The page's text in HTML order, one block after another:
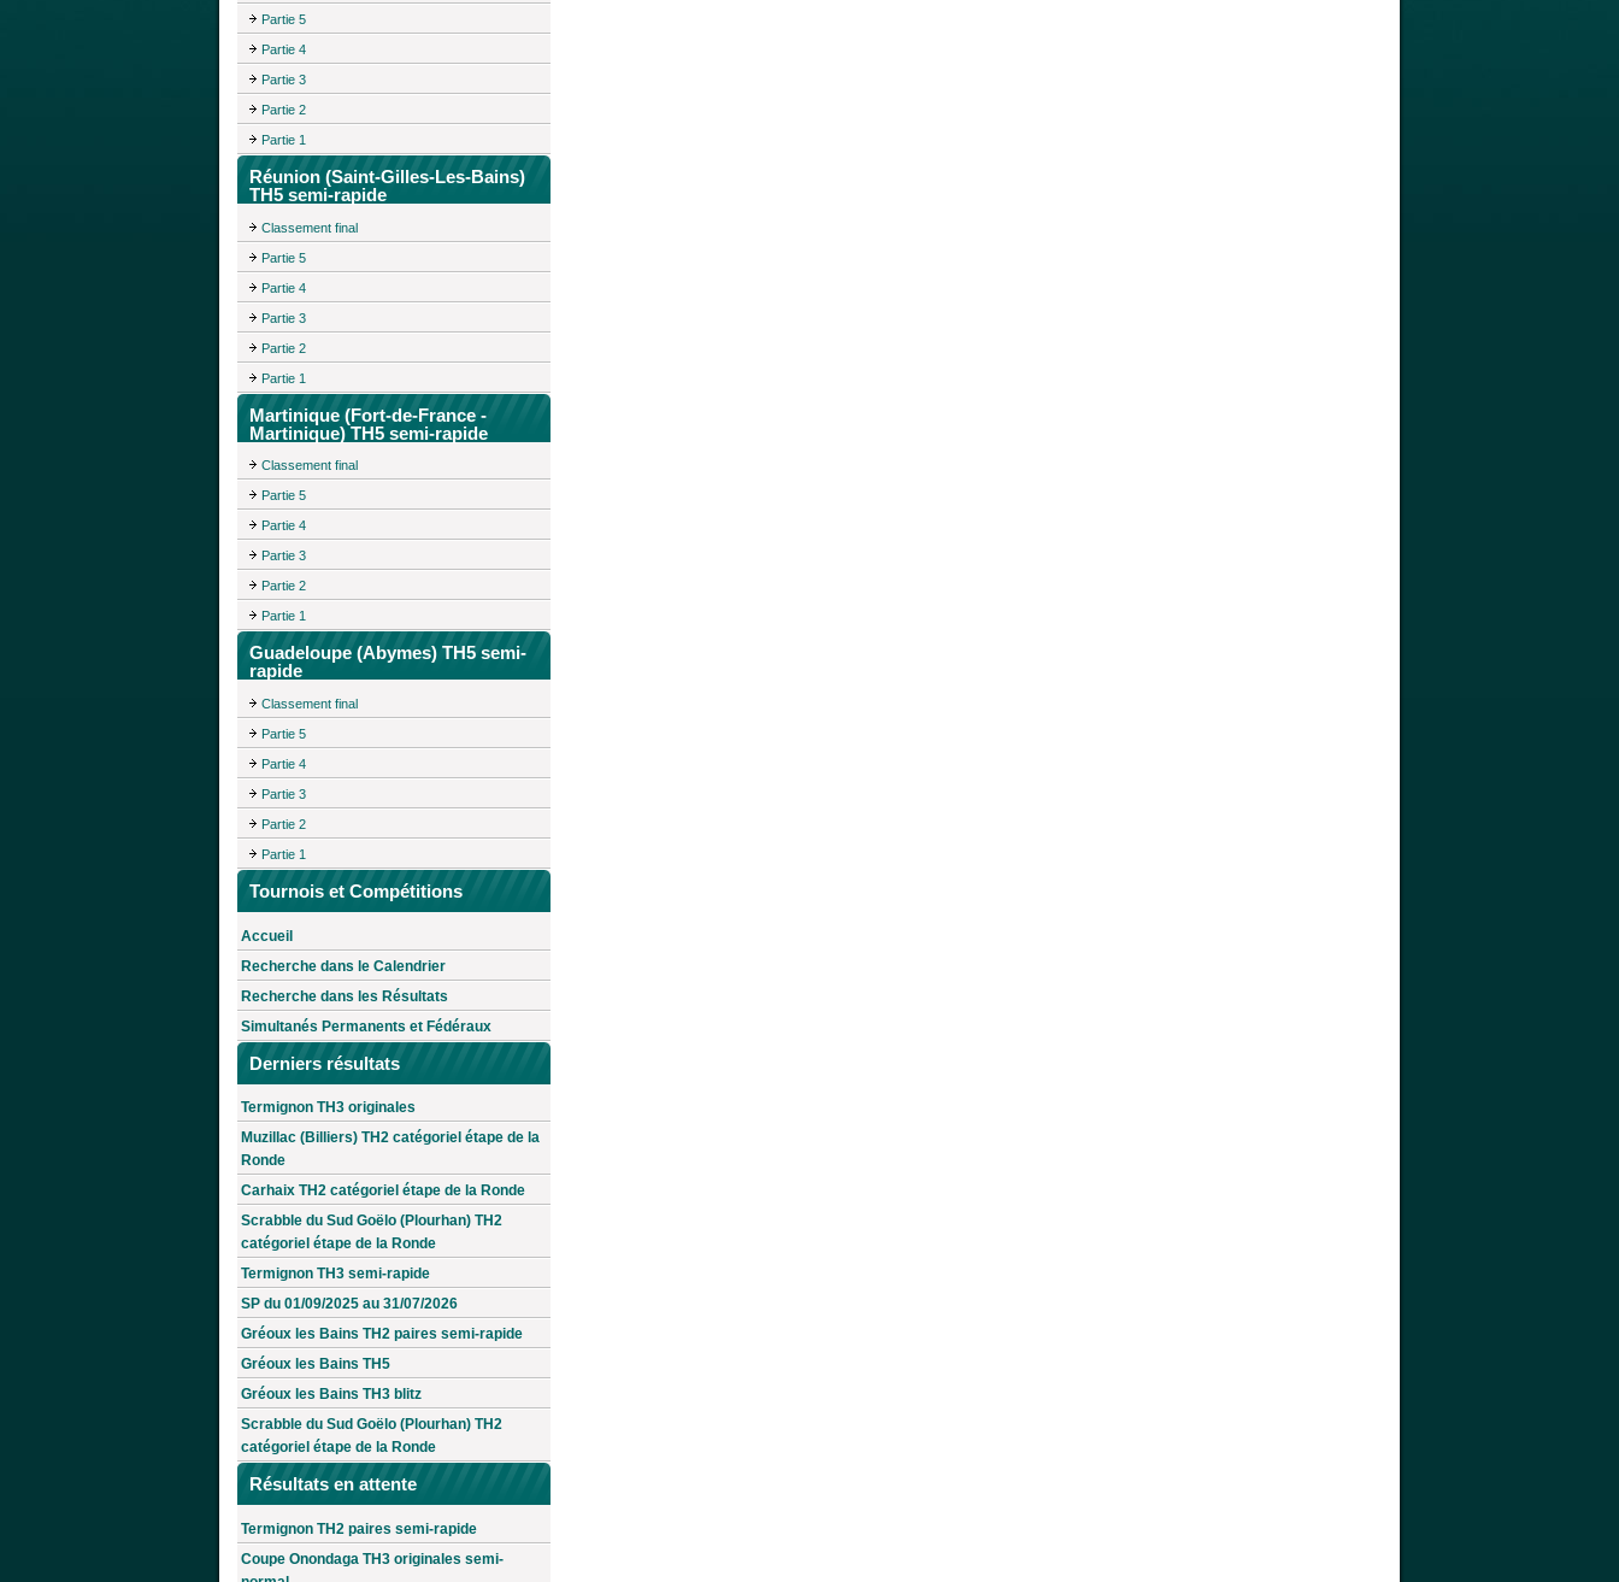
Partie 5
Partie 4
Partie 3
Partie 2
Partie 1
Réunion (Saint-Gilles-Les-Bains)
TH5 semi-rapide
Classement final
Partie 5
Partie 4
Partie 3
Partie 2
Partie 1
Martinique (Fort-de-France -
Martinique) TH5 semi-rapide
Classement final
Partie 5
Partie 4
Partie 3
Partie 2
Partie 1
Guadeloupe (Abymes) TH5 semi-
rapide
Classement final
Partie 5
Partie 4
Partie 3
Partie 2
Partie 1
Tournois et Compétitions
Accueil
Recherche dans le Calendrier
Recherche dans les Résultats
Simultanés Permanents et Fédéraux
Derniers résultats
Termignon TH3 originales
Muzillac (Billiers) TH2 catégoriel étape de la
Ronde
Carhaix TH2 catégoriel étape de la Ronde
Scrabble du Sud Goëlo (Plourhan) TH2
catégoriel étape de la Ronde
Termignon TH3 semi-rapide
SP du 01/09/2025 au 31/07/2026
Gréoux les Bains TH2 paires semi-rapide
Gréoux les Bains TH5
Gréoux les Bains TH3 blitz
Scrabble du Sud Goëlo (Plourhan) TH2
catégoriel étape de la Ronde
Résultats en attente
Termignon TH2 paires semi-rapide
Coupe Onondaga TH3 originales semi-